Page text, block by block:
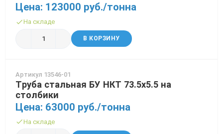
Цена: 123000 руб./тонна
На складе
В КОРЗИНУ
Артикул 13546-01
Труба стальная БУ НКТ 73.5х5.5 на
столбики
Цена: 63000 руб./тонна
На складе